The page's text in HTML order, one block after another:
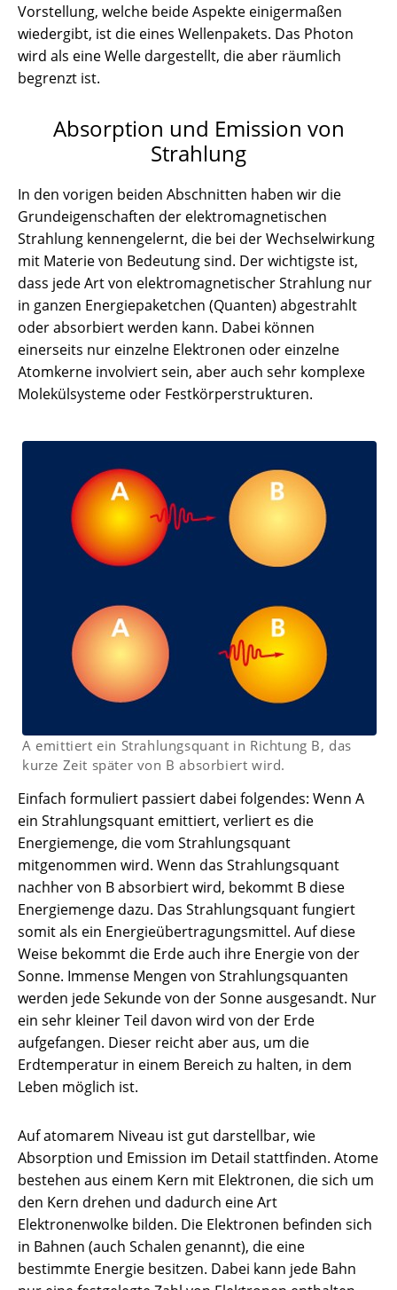
Vorstellung, welche beide Aspekte einigermaßen
wiedergibt, ist die eines Wellenpakets. Das Photon
wird als eine Welle dargestellt, die aber räumlich
begrenzt ist.
Absorption und Emission von
Strahlung
In den vorigen beiden Abschnitten haben wir die
Grundeigenschaften der elektromagnetischen
Strahlung kennengelernt, die bei der Wechselwirkung
mit Materie von Bedeutung sind. Der wichtigste ist,
dass jede Art von elektromagnetischer Strahlung nur
in ganzen Energiepaketchen (Quanten) abgestrahlt
oder absorbiert werden kann. Dabei können
einerseits nur einzelne Elektronen oder einzelne
Atomkerne involviert sein, aber auch sehr komplexe
Molekülsysteme oder Festkörperstrukturen.
A emittiert ein Strahlungsquant in Richtung B, das
kurze Zeit später von B absorbiert wird.
Einfach formuliert passiert dabei folgendes: Wenn A
ein Strahlungsquant emittiert, verliert es die
Energiemenge, die vom Strahlungsquant
mitgenommen wird. Wenn das Strahlungsquant
nachher von B absorbiert wird, bekommt B diese
Energiemenge dazu. Das Strahlungsquant fungiert
somit als ein Energieübertragungsmittel. Auf diese
Weise bekommt die Erde auch ihre Energie von der
Sonne. Immense Mengen von Strahlungsquanten
werden jede Sekunde von der Sonne ausgesandt. Nur
ein sehr kleiner Teil davon wird von der Erde
aufgefangen. Dieser reicht aber aus, um die
Erdtemperatur in einem Bereich zu halten, in dem
Leben möglich ist.
Auf atomarem Niveau ist gut darstellbar, wie
Absorption und Emission im Detail stattfinden. Atome
bestehen aus einem Kern mit Elektronen, die sich um
den Kern drehen und dadurch eine Art
Elektronenwolke bilden. Die Elektronen befinden sich
in Bahnen (auch Schalen genannt), die eine
bestimmte Energie besitzen. Dabei kann jede Bahn